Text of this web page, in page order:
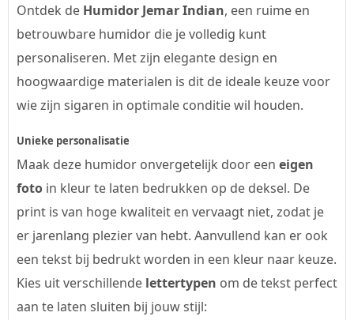
Ontdek de Humidor Jemar Indian, een ruime en
betrouwbare humidor die je volledig kunt
personaliseren. Met zijn elegante design en
hoogwaardige materialen is dit de ideale keuze voor
wie zijn sigaren in optimale conditie wil houden.
Unieke personalisatie
Maak deze humidor onvergetelijk door een eigen
foto in kleur te laten bedrukken op de deksel. De
print is van hoge kwaliteit en vervaagt niet, zodat je
er jarenlang plezier van hebt. Aanvullend kan er ook
een tekst bij bedrukt worden in een kleur naar keuze.
Kies uit verschillende lettertypen om de tekst perfect
aan te laten sluiten bij jouw stijl: